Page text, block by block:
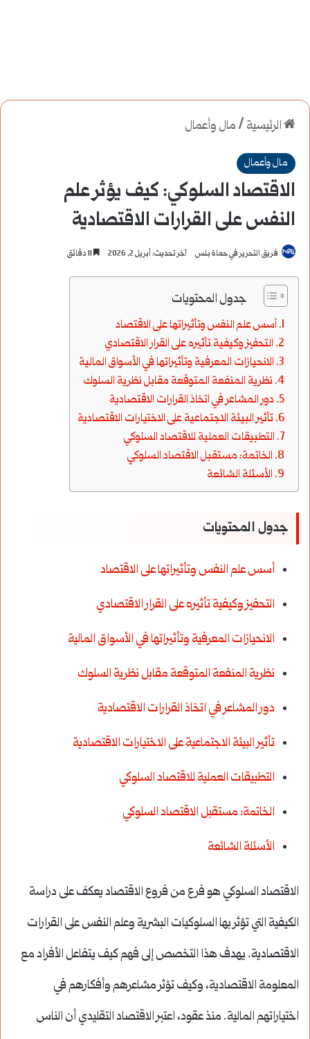
الرئيسية /مال وأعمال
مال وأعمال
الاقتصاد السلوكي: كيف يؤثر علم
النفس على القرارات الاقتصادية
فريق التحرير في حماة بلس آخر تحديث: أبريل 2, 2026
جدول المحتويات
أسس علم النفس وتأثيراتها على الاقتصاد
التحفيز وكيفية تأثيره على القرار الاقتصادي
الانحيازات المعرفية وتأثيراتها في الأسواق المالية
نظرية المنفعة المتوقعة مقابل نظرية السلوك
دور المشاعر في اتخاذ القرارات الاقتصادية
تأثير البيئة الاجتماعية على الاختيارات الاقتصادية
التطبيقات العملية للاقتصاد السلوكي
الخاتمة: مستقبل الاقتصاد السلوكي
الأسئلة الشائعة
جدول المحتويات
أسس علم النفس وتأثيراتها على الاقتصاد
التحفيز وكيفية تأثيره على القرار الاقتصادي
الانحيازات المعرفية وتأثيراتها في الأسواق المالية
نظرية المنفعة المتوقعة مقابل نظرية السلوك
دور المشاعر في اتخاذ القرارات الاقتصادية
تأثير البيئة الاجتماعية على الاختيارات الاقتصادية
التطبيقات العملية للاقتصاد السلوكي
الخاتمة: مستقبل الاقتصاد السلوكي
الأسئلة الشائعة
الاقتصاد السلوكي هو فرع من فروع الاقتصاد يعكف على دراسة
الكيفية التي تؤثر بها السلوكيات البشرية وعلم النفس على القرارات
الاقتصادية. يهدف هذا التخصص إلى فهم كيف يتفاعل الأفراد مع
المعلومة الاقتصادية، وكيف تؤثر مشاعرهم وأفكارهم في
اختياراتهم المالية. منذ عقود، اعتبر الاقتصاد التقليدي أن الناس